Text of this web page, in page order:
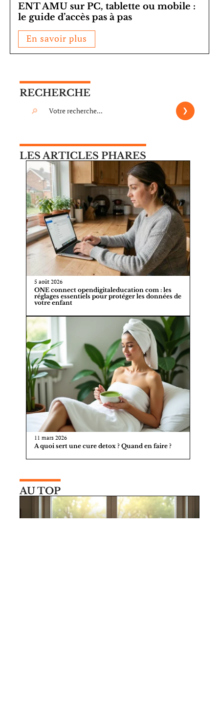
ENT AMU sur PC, tablette ou mobile :
le guide d’accès pas à pas
En savoir plus
RECHERCHE
LES ARTICLES PHARES
5 août 2026
ONE connect opendigitaleducation com : les
réglages essentiels pour protéger les données de
votre enfant
11 mars 2026
A quoi sert une cure detox ? Quand en faire ?
AU TOP
11 mars 2026